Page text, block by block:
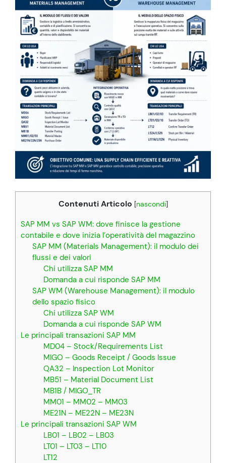
Contenuti Articolo [nascondi]
SAP MM vs SAP WM: dove finisce la gestione
contabile e dove inizia l’operatività del magazzino
SAP MM (Materials Management): il modulo dei
flussi e dei valori
Chi utilizza SAP MM
Domanda a cui risponde SAP MM
SAP WM (Warehouse Management): il modulo
dello spazio fisico
Chi utilizza SAP WM
Domanda a cui risponde SAP WM
Le principali transazioni SAP MM
MD04 – Stock/Requirements List
MIGO – Goods Receipt / Goods Issue
QA32 – Inspection Lot Monitor
MB51 – Material Document List
MB1B / MIGO_TR
MM01 – MM02 – MM03
ME21N – ME22N – ME23N
Le principali transazioni SAP WM
LB01 – LB02 – LB03
LT01 – LT03 – LT10
LT12